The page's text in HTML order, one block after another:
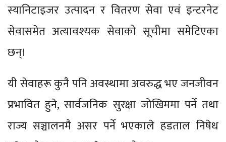
स्यानिटाइजर उत्पादन र वितरण सेवा एवं इन्टरनेट
सेवासमेत अत्यावश्यक सेवाको सूचीमा समेटिएका
छन्।
यी सेवाहरू कुनै पनि अवस्थामा अवरुद्ध भए जनजीवन
प्रभावित हुने, सार्वजनिक सुरक्षा जोखिममा पर्ने तथा
राज्य सञ्चालनमै असर पर्ने भएकाले हडताल निषेध